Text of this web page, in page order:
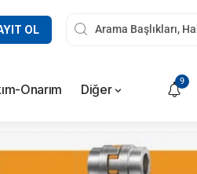
OL
Onarım Diğer
9